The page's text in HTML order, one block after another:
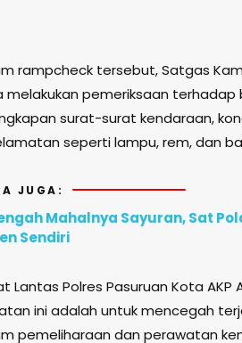
rampcheck tersebut, Satgas
melakukan pemeriksaan
surat-surat kendaraan,
seperti lampu, rem, dan
JUGA:
Mahalnya Sayuran, Sat
Sendiri
Lantas Polres Pasuruan Kota
ini adalah untuk mencegah
pemeliharaan dan perawatan